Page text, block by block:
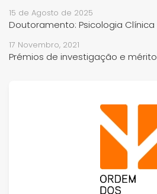
15 de Agosto de 2025
Doutoramento: Psicologia Clínica
17 Novembro, 2021
Prémios de investigação e mérito